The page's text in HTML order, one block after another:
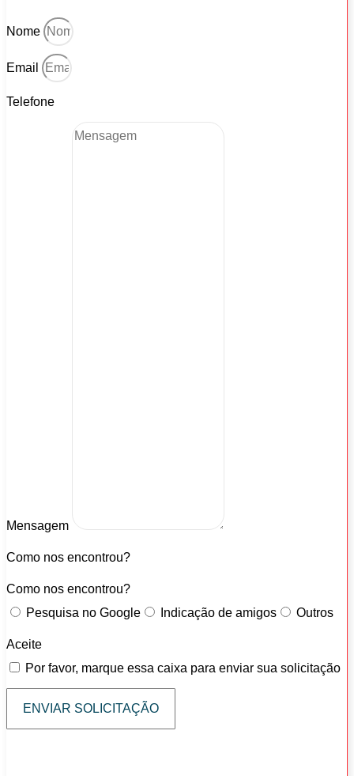
Nome
Email
Telefone
Mensagem
Como nos encontrou?
Como nos encontrou?
Pesquisa no Google
Indicação de amigos Outros
Aceite
Por favor, marque essa caixa para enviar sua solicitação
ENVIAR SOLICITAÇÃO